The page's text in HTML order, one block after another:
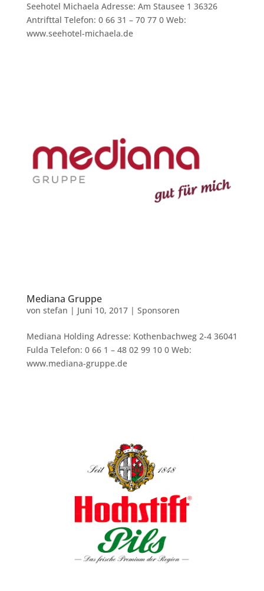
Seehotel Michaela Adresse: Am Stausee 1 36326
Antrifttal Telefon: 0 66 31 – 70 77 0 Web:
www.seehotel-michaela.de
Mediana Gruppe
von stefan | Juni 10, 2017| Sponsoren
Mediana Holding Adresse: Kothenbachweg 2-4 36041
Fulda Telefon: 0 66 1 – 48 02 99 10 0 Web:
www.mediana-gruppe.de